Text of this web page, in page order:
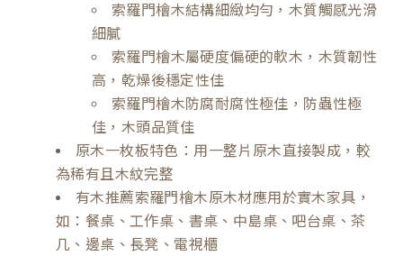
索羅門檜木結構細緻均勻，木質觸感光滑
細膩
索羅門檜木屬硬度偏硬的軟木，木質韌性
高，乾燥後穩定性佳
索羅門檜木防腐耐腐性極佳，防蟲性極
佳，木頭品質佳
原木一枚板特色：用一整片原木直接製成，較
為稀有且木紋完整
有木推薦索羅門檜木原木材應用於實木家具，
如：餐桌、工作桌、書桌、中島桌、吧台桌、茶
几、邊桌、長凳、電視櫃